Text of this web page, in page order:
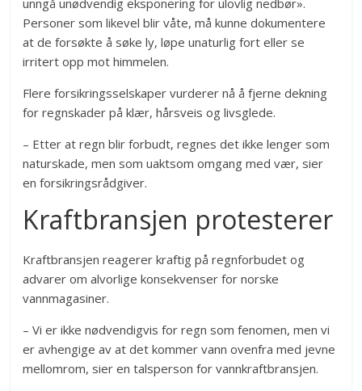
unngå unødvendig eksponering for ulovlig nedbør».
Personer som likevel blir våte, må kunne dokumentere
at de forsøkte å søke ly, løpe unaturlig fort eller se
irritert opp mot himmelen.
Flere forsikringsselskaper vurderer nå å fjerne dekning
for regnskader på klær, hårsveis og livsglede.
– Etter at regn blir forbudt, regnes det ikke lenger som
naturskade, men som uaktsom omgang med vær, sier
en forsikringsrådgiver.
Kraftbransjen protesterer
Kraftbransjen reagerer kraftig på regnforbudet og
advarer om alvorlige konsekvenser for norske
vannmagasiner.
– Vi er ikke nødvendigvis for regn som fenomen, men vi
er avhengige av at det kommer vann ovenfra med jevne
mellomrom, sier en talsperson for vannkraftbransjen.